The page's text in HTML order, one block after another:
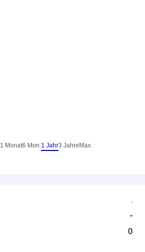
1 Monat6 Mon.1 Jahr3 Jahre Max.
-
-
0